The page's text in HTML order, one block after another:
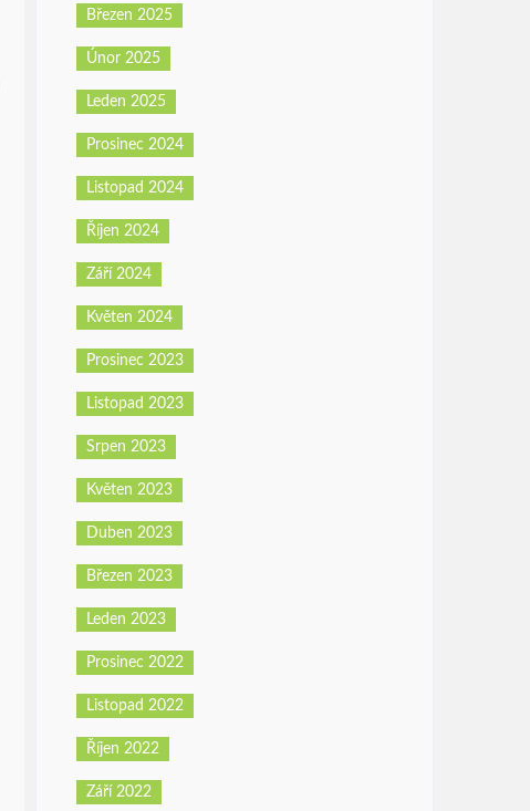
Březen 2025
Únor 2025
Leden 2025
Prosinec 2024
Listopad 2024
Říjen 2024
Září 2024
Květen 2024
Prosinec 2023
Listopad 2023
Srpen 2023
Květen 2023
Duben 2023
Březen 2023
Leden 2023
Prosinec 2022
Listopad 2022
Říjen 2022
Září 2022